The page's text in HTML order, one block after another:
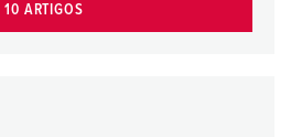
10 ARTIGOS